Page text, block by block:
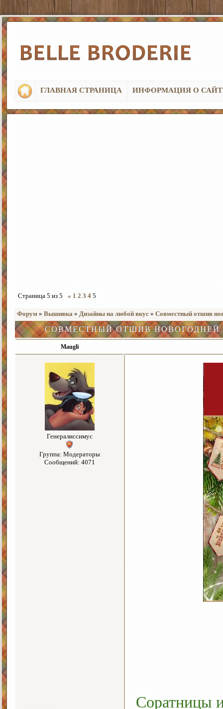
ГЛАВНАЯ СТРАНИЦА ИНФОРМАЦИЯ О
Страница 5 из 5 « 1 2 3 4 5
Форум » Вышивка » Дизайны на любой вкус » Совместный отшив
СОВМЕСТНЫЙ ОТШИВ НОВОГОДНЕЙ
Maugli
Генералиссимус
Группа: Модераторы
Сообщений: 4071
Соратницы